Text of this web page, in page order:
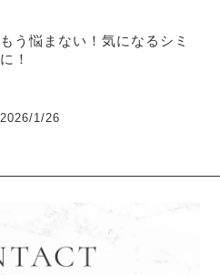
もう悩まない！気になるシミ
に！
2026/1/26